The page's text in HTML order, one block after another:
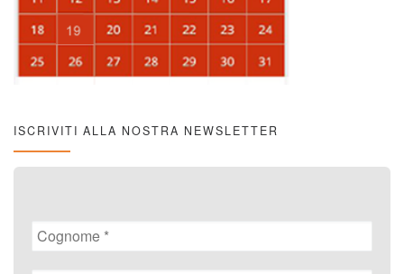
ISCRIVITI ALLA NOSTRA NEWSLETTER